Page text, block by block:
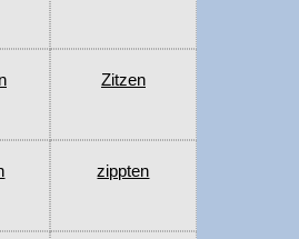
Zitzen
zippten